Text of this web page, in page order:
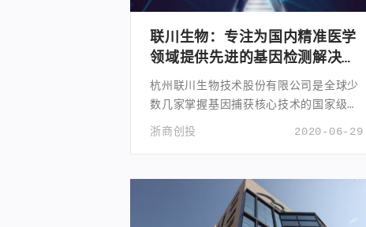
联川生物：专注为国内精准医学
领域提供先进的基因检测解决方
案
杭州联川生物技术股份有限公司是全球少
数几家掌握基因捕获核心技术的国家级高
新技术企业。
2020-06-29
浙商创投